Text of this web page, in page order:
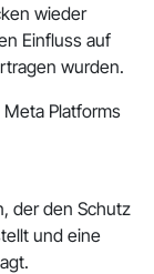
wieder
Einfluss auf
wurden.
Platforms
der den Schutz
und eine